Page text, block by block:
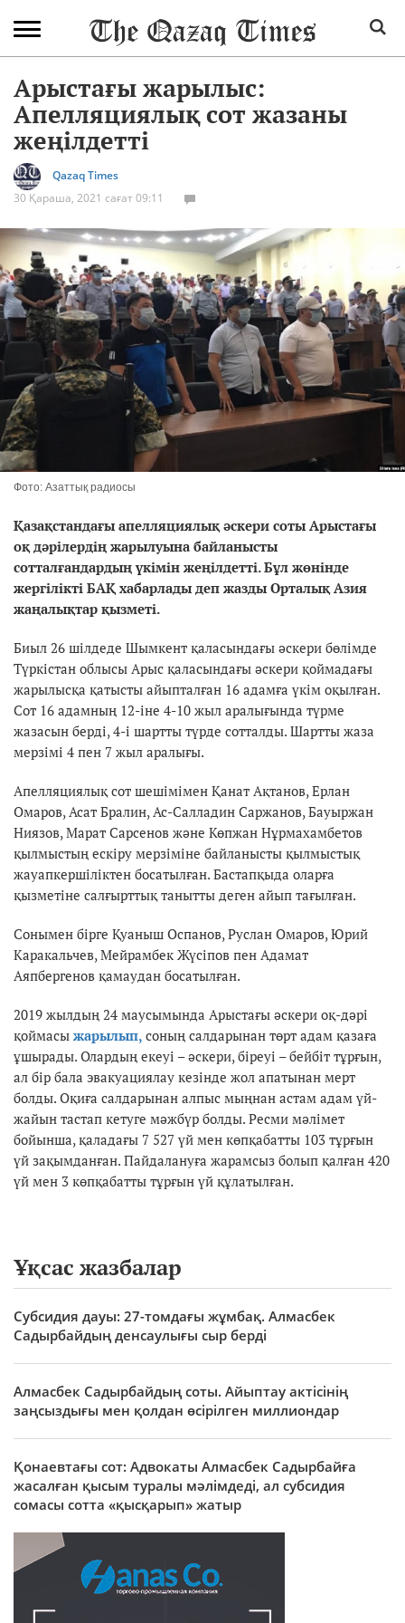
Арыстағы жарылыс:
Апелляциялық сот жазаны
жеңілдетті
Qazaq Times
30 Қараша, 2021 сағат 09:11
Фото: Азаттық радиосы
Қазақстандағы апелляциялық әскери соты Арыстағы
оқ дәрілердің жарылуына байланысты
сотталғандардың үкімін жеңілдетті. Бұл жөнінде
жергілікті БАҚ хабарлады деп жазды Орталық Азия
жаңалықтар қызметі.
Биыл 26 шілдеде Шымкент қаласындағы әскери бөлімде
Түркістан облысы Арыс қаласындағы әскери қоймадағы
жарылысқа қатысты айыпталған 16 адамға үкім оқылған.
Сот 16 адамның 12-іне 4-10 жыл аралығында түрме
жазасын берді, 4-і шартты түрде сотталды. Шартты жаза
мерзімі 4 пен 7 жыл аралығы.
Апелляциялық сот шешімімен Қанат Ақтанов, Ерлан
Омаров, Асат Бралин, Ас-Салладин Саржанов, Бауыржан
Ниязов, Марат Сарсенов және Көпжан Нұрмахамбетов
қылмыстың ескіру мерзіміне байланысты қылмыстық
жауапкершіліктен босатылған. Бастапқыда оларға
қызметіне салғырттық танытты деген айып тағылған.
Сонымен бірге Қуаныш Оспанов, Руслан Омаров, Юрий
Каракальчев, Мейрамбек Жүсіпов пен Адамат
Аяпбергенов қамаудан босатылған.
2019 жылдың 24 маусымында Арыстағы әскери оқ-дәрі
қоймасы жарылып, соның салдарынан төрт адам қазаға
ұшырады. Олардың екеуі – әскери, біреуі – бейбіт тұрғын,
ал бір бала эвакуациялау кезінде жол апатынан мерт
болды. Оқиға салдарынан алпыс мыңнан астам адам үй-
жайын тастап кетуге мәжбүр болды. Ресми мәлімет
бойынша, қаладағы 7 527 үй мен көпқабатты 103 тұрғын
үй зақымданған. Пайдалануға жарамсыз болып қалған 420
үй мен 3 көпқабатты тұрғын үй құлатылған.
Ұқсас жазбалар
Субсидия дауы: 27-томдағы жұмбақ. Алмасбек
Садырбайдың денсаулығы сыр берді
Алмасбек Садырбайдың соты. Айыптау актісінің
заңсыздығы мен қолдан өсірілген миллиондар
Қонаевтағы сот: Адвокаты Алмасбек Садырбайға
жасалған қысым туралы мәлімдеді, ал субсидия
сомасы сотта «қысқарып» жатыр